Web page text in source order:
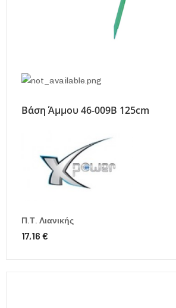
Βάση Άμμου 46-009Β 125cm
Π.Τ. Λιανικής
17,16 €